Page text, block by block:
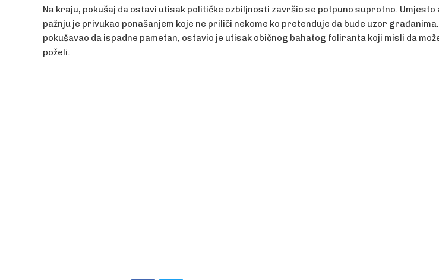
Na kraju, pokušaj da ostavi utisak političke ozbiljnosti završio se potpuno suprotno. Umjesto
pažnju je privukao ponašanjem koje ne priliči nekome ko pretenduje da bude uzor građanima.
pokušavao da ispadne pametan, ostavio je utisak običnog bahatog foliranta koji misli da
poželi.